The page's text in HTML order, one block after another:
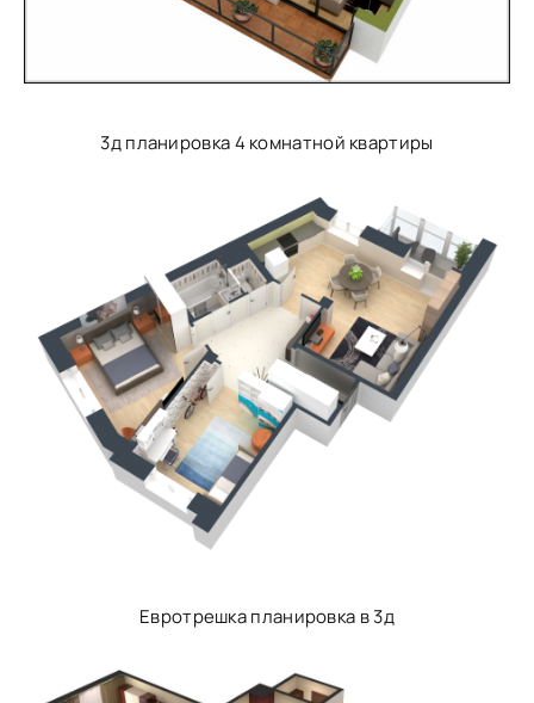
3д планировка 4 комнатной квартиры
Евротрешка планировка в 3д